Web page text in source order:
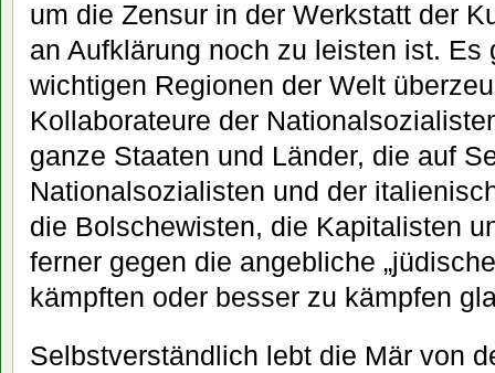
um die Zensur in der Werkstatt der
an Aufklärung noch zu leisten ist. Es
wichtigen Regionen der Welt
Kollaborateure der
ganze Staaten und Länder, die auf
Nationalsozialisten und der
die Bolschewisten, die Kapitalisten
ferner gegen die angebliche
kämpften oder besser zu kämpfen
Selbstverständlich lebt die Mär von